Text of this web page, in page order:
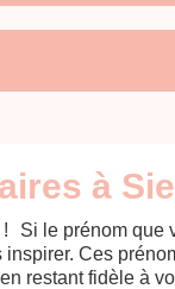
à
Si le prénom que
Ces
restant fidèle à